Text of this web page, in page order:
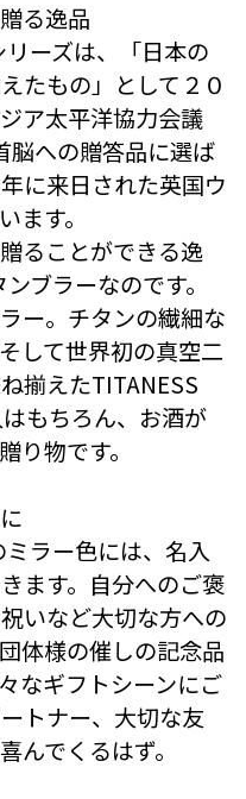
る逸品
ーズは、「日本の
たもの」として２０
ア太平洋協力会議
脳への贈答品に選ば
に来日された英国ウ
ます。
ることができる逸
ブラーなのです。
ー。チタンの繊細な
して世界初の真空二
揃えたTITANESS
もちろん、お酒が
り物です。
ラー色には、名入
ます。自分へのご褒
いなど大切な方への
体様の催しの記念品
なギフトシーンにご
トナー、大切な友
んでくるはず。